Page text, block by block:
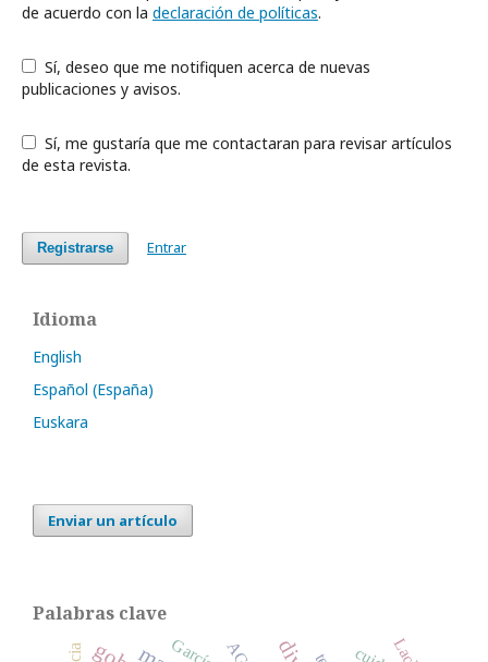
de acuerdo con la declaración de políticas.
publicaciones y avisos.
de esta revista.
Registrarse Entrar
Idioma
English
Español (España)
Euskara
Enviar un artículo
Palabras clave